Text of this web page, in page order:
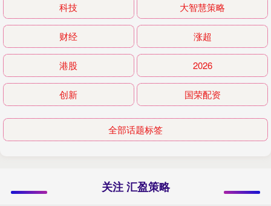
科技 大智慧策略
财经 涨超
港股 2026
创新 国荣配资
全部话题标签
关注 汇盈策略